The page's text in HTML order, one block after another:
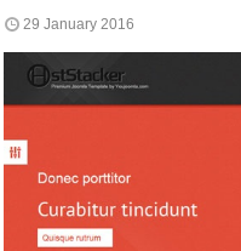
29 January 2016